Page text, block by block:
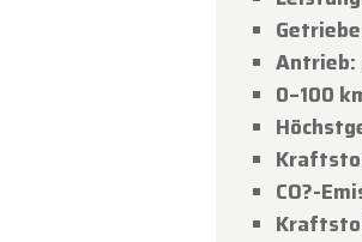
Antrieb:
0–100
CO?-